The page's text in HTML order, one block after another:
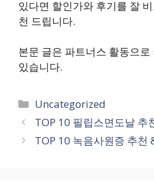
있다면 할인가와 후기를 잘
천 드립니다.
본문 글은 파트너스 활동으
있습니다.
카
테
리
Uncategorized
TOP 10 필립스면도날 추
TOP 10 녹음사원증 추천